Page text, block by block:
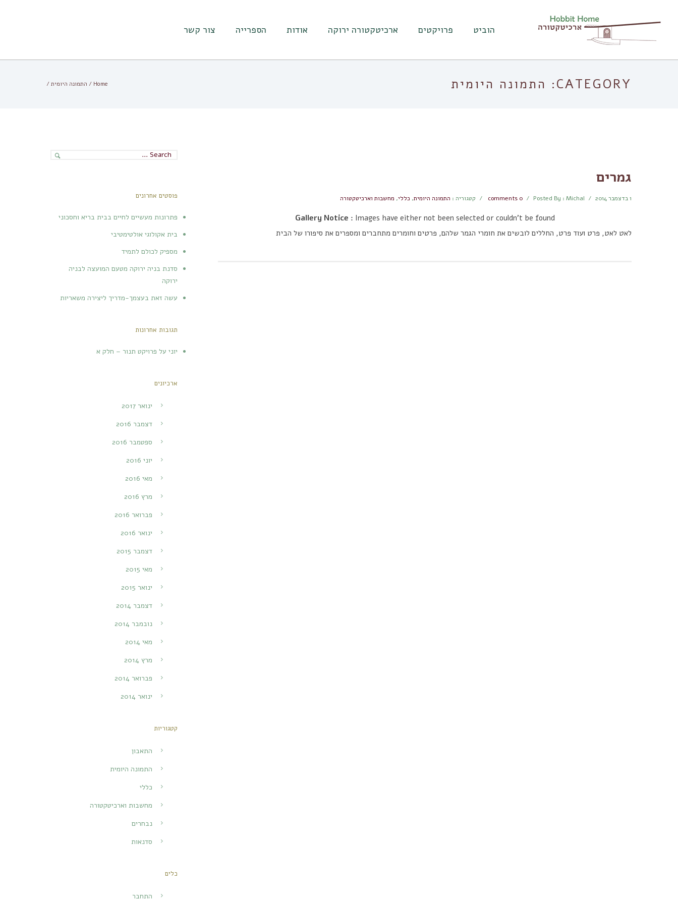
הוביט פרויקטים ארכיטקטורה ירוקה אודות הספרייה צור קשר
CATEGORY: התמונה היומית Home
/ התמונה היומית /
גמרים
1 בדצמבר 2014 /
Posted By : Michal
/
comments 0
/ קטגוריה : התמונה היומית, כללי, מחשבות וארכיטקטורה
Gallery Notice : Images have either not been selected or couldn't be found
לאט לאט, פרט ועוד פרט, החללים לובשים את חומרי הגמר שלהם, פרטים וחומרים מתחברים ומספרים את סיפורו של הבית
פוסטים אחרונים
פתרונות מעשיים לחיים בבית בריא וחסכוני
בית אקולוגי אולטימטיבי
מספיק לכולם לתמיד
סדנת בניה ירוקה מטעם המועצה לבניה
ירוקה
עשה זאת בעצמך-מדריך ליצירה משאריות
תגובות אחרונות
יוני על פרויקט תנור – חלק א
ארכיונים
ינואר 2017
דצמבר 2016
ספטמבר 2016
יוני 2016
מאי 2016
מרץ 2016
פברואר 2016
ינואר 2016
דצמבר 2015
מאי 2015
ינואר 2015
דצמבר 2014
נובמבר 2014
מאי 2014
מרץ 2014
פברואר 2014
ינואר 2014
קטגוריות
התאבון
התמונה היומית
כללי
מחשבות וארכיטקטורה
נבחרים
סדנאות
כלים
התחבר